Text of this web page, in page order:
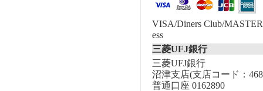
VISA/Diners Club/
ess
三菱UFJ銀行
三菱UFJ銀行
沼津支店(支店コード：
普通口座 0162890